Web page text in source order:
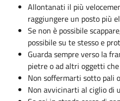
Allontanati il più
raggiungere un posto più
Se non è possibile
possibile su te stesso e
Guarda sempre verso la
pietre o ad altri oggetti
Non soffermarti sotto pali
Non avvicinarti al ciglio di